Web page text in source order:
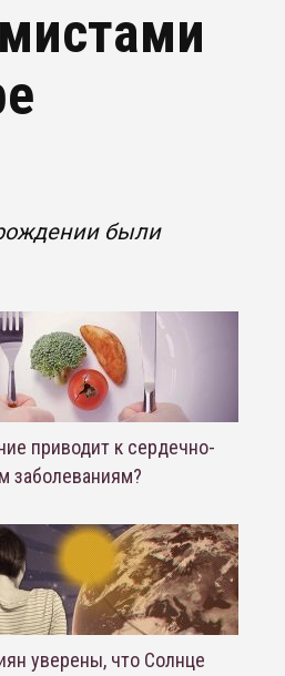
были
приводит к сердечно-
заболеваниям?
уверены, что Солнце